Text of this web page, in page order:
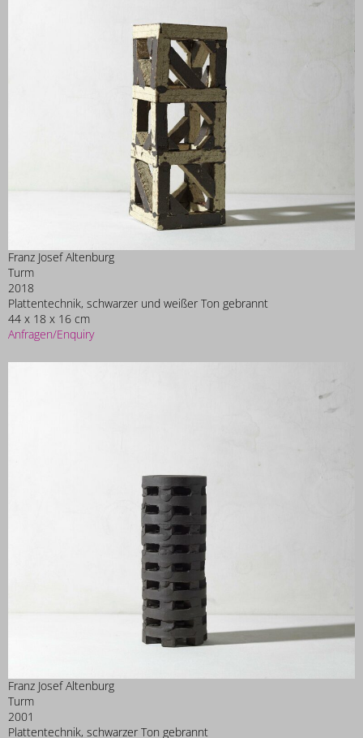
Franz Josef Altenburg
Turm
2018
Plattentechnik, schwarzer und weißer Ton gebrannt
44 x 18 x 16 cm
Anfragen/Enquiry
Franz Josef Altenburg
Turm
2001
Plattentechnik, schwarzer Ton gebrannt